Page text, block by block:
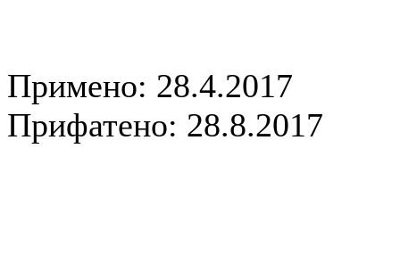
Примено: 28.4.2017
Прифатено: 28.8.2017